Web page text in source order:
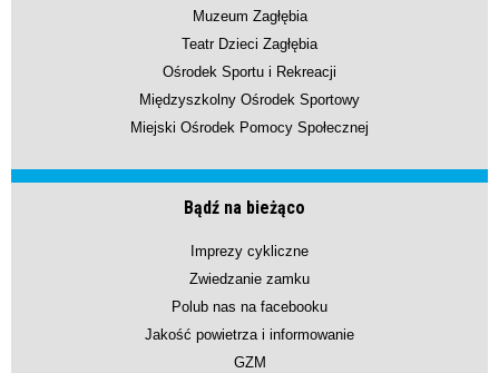
Muzeum Zagłębia
Teatr Dzieci Zagłębia
Ośrodek Sportu i Rekreacji
Międzyszkolny Ośrodek Sportowy
Miejski Ośrodek Pomocy Społecznej
Bądź na bieżąco
Imprezy cykliczne
Zwiedzanie zamku
Polub nas na facebooku
Jakość powietrza i informowanie
GZM